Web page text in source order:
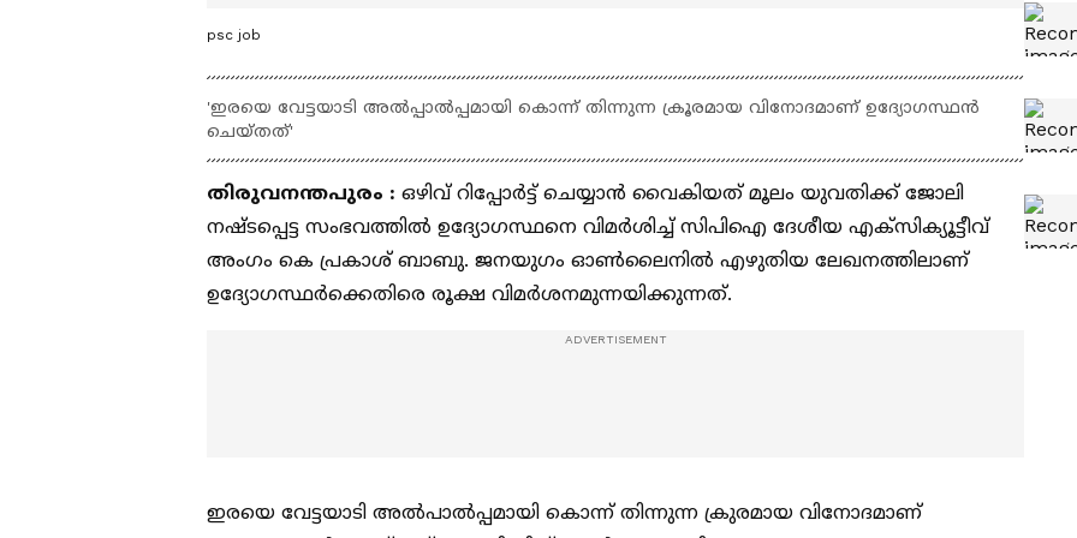
psc job
'ഇരയെ വേട്ടയാടി അൽപ്പാൽപ്പമായി കൊന്ന് തിന്നുന്ന ക്രൂരമായ വിനോദമാണ് ഉദ്യോഗസ്ഥൻ
ചെയ്തത്'
തിരുവനന്തപുരം : ഒഴിവ് റിപ്പോർട്ട് ചെയ്യാൻ വൈകിയത് മൂലം യുവതിക്ക് ജോലി
നഷ്ടപ്പെട്ട സംഭവത്തിൽ ഉദ്യോഗസ്ഥനെ വിമർശിച്ച് സിപിഐ ദേശീയ എക്സിക്യൂട്ടീവ്
അംഗം കെ പ്രകാശ് ബാബു. ജനയുഗം ഓൺലൈനിൽ എഴുതിയ ലേഖനത്തിലാണ്
ഉദ്യോഗസ്ഥർക്കെതിരെ രൂക്ഷ വിമർശനമുന്നയിക്കുന്നത്.
ഇരയെ വേട്ടയാടി അൽപാൽപ്പമായി കൊന്ന് തിന്നുന്ന ക്രുരമായ വിനോദമാണ്